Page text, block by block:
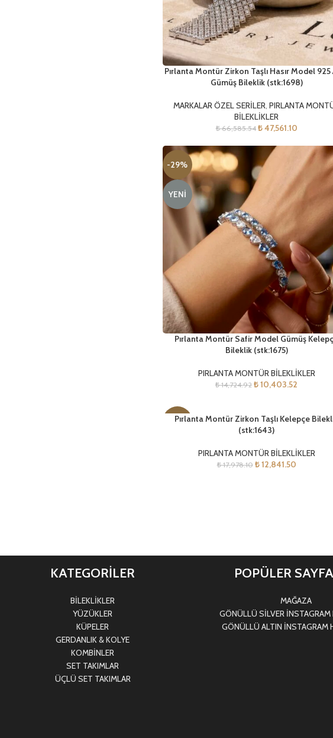
Pırlanta Montür Zirkon Taşlı Hasır Model 925
Gümüş Bileklik (stk:1698)
MARKALAR ÖZEL SERİLER, PIRLANTA
BİLEKLİKLER
₺66,585.54 ₺47,561.10
-29%
YENI
Pırlanta Montür Safir Model Gümüş
Bileklik (stk:1675)
PIRLANTA MONTÜR BİLEKLİKLER
₺14,724.92 ₺10,403.52
-29%
Pırlanta Montür Zirkon Taşlı Kelepçe
(stk:1643)
PIRLANTA MONTÜR BİLEKLİKLER
₺17,978.10 ₺12,841.50
KATEGORİLER
BİLEKLİKLER
YÜZÜKLER
KÜPELER
GERDANLIK & KOLYE
KOMBİNLER
SET TAKIMLAR
ÜÇLÜ SET TAKIMLAR
POPÜLER
MAĞAZA
GÖNÜLLÜ SİLVER İNSTAGRAM
GÖNÜLLÜ ALTIN İNSTAGRAM